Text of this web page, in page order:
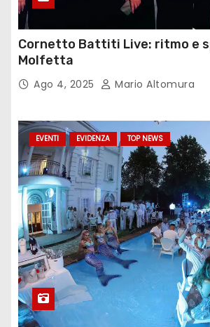
Cornetto Battiti Live: ritmo e
Molfetta
Ago 4, 2025 Mario Altomura
EVENTI EVIDENZA TOP NEWS